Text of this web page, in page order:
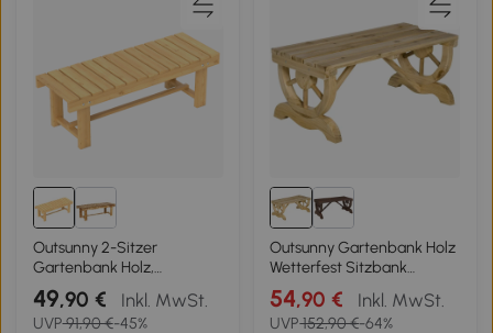
Outsunny 2-Sitzer
Gartenbank Holz,
wetterfest Sitzbank,
Gartenmöbel mit
Wasserresistente
49,90 € Inkl. MwSt.
UVP91,90 €-45%
Outsunny Gartenbank Holz
Wetterfest Sitzbank
Gartenmöbel Rustikale
Bank Natur 98 x 50 x 39,5
cm
54,90 € Inkl. MwSt.
UVP152,90 €-64%